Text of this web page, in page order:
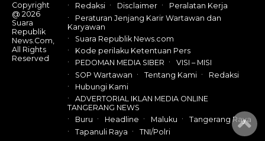
Copyright
@ 2026
Suara
Republik
News.Com,
All Rights
Reserved
Redaksi Disclaimer
Peralatan Kerja
Peraturan Jenjang Karir Wartawan dan
Karyawan
Suara Republik News.com
Kode perilaku Ketentuan Pers
PEDOMAN MEDIA SIBER
VISI – MISI
SOP Wartawan
Tentang Kami
Redaksi
Hubungi Kami
ADVERTORIAL IKLAN MEDIA ONLINE
TANGERANG NEWS
Buru
Headline Maluku
Tangerang Raya
Tapanuli Raya
TNI/Polri